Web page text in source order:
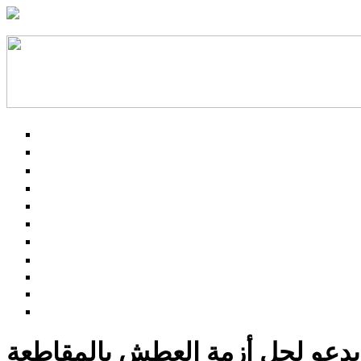
لحل أزمة العطش بالمقاطعة